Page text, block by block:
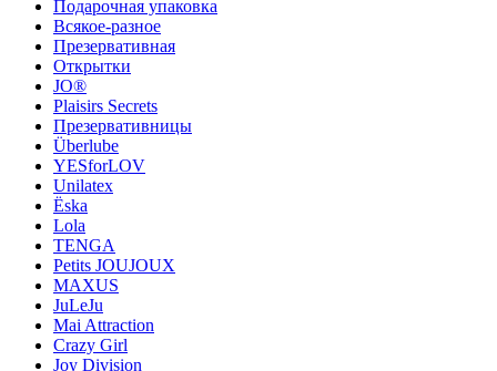
Подарочная упаковка
Всякое-разное
Презервативная
Открытки
JO®
Plaisirs Secrets
Презервативницы
Überlube
YESforLOV
Unilatex
Ёska
Lola
TENGA
Petits JOUJOUX
MAXUS
JuLeJu
Mai Attraction
Crazy Girl
Joy Division